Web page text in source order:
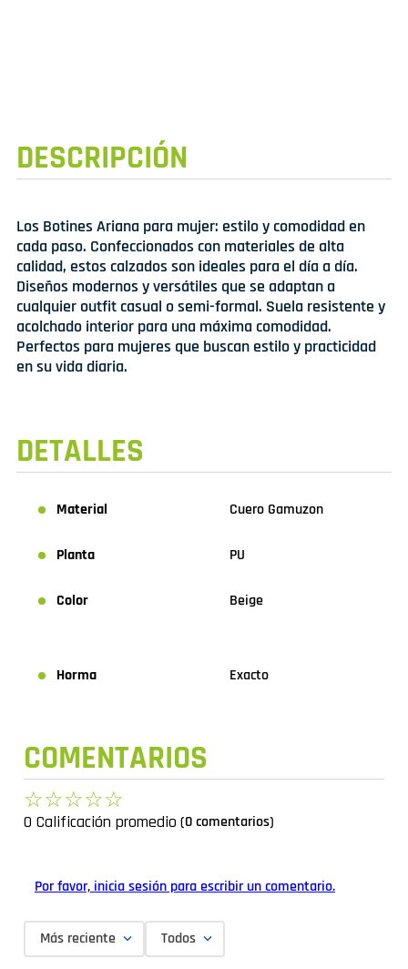
DESCRIPCIÓN
Los Botines Ariana para mujer: estilo y comodidad en
cada paso. Confeccionados con materiales de alta
calidad, estos calzados son ideales para el día a día.
Diseños modernos y versátiles que se adaptan a
cualquier outfit casual o semi-formal. Suela resistente y
acolchado interior para una máxima comodidad.
Perfectos para mujeres que buscan estilo y practicidad
en su vida diaria.
DETALLES
Material Cuero Gamuzon
Planta PU
Color Beige
Horma Exacto
COMENTARIOS
☆☆☆☆☆
0 Calificación promedio (0 comentarios)
Por favor, inicia sesión para escribir un comentario.
Más reciente Todos